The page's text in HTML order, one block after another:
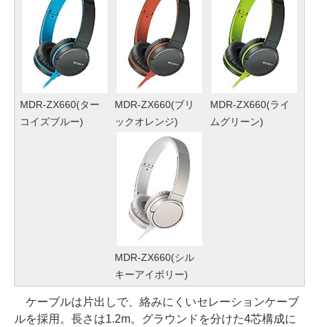
MDR-ZX660(ター
コイズブルー)
MDR-ZX660(ブリ
ックオレンジ)
MDR-ZX660(ライ
ムグリーン)
MDR-ZX660(シル
キーアイボリー)
ケーブルは片出しで、絡みにくいセレーションケーブ
ルを採用。長さは1.2m。グラウンドを分けた4芯構成に